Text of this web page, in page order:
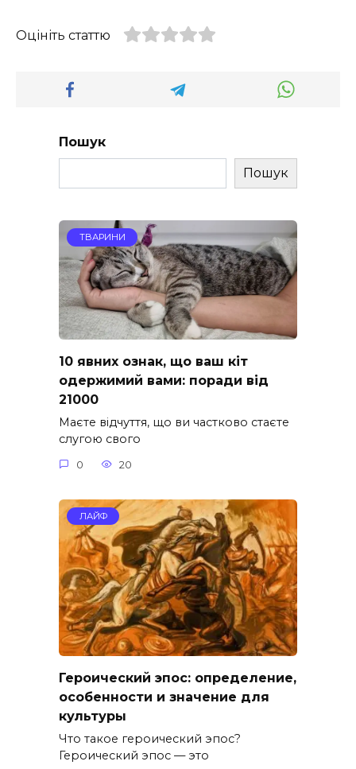
Оцініть статтю
Пошук
Пошук
ТВАРИНИ
10 явних ознак, що ваш кіт
одержимий вами: поради від
21000
Маєте відчуття, що ви частково стаєте
слугою свого
0 20
ЛАЙФ
Героический эпос: определение,
особенности и значение для
культуры
Что такое героический эпос?
Героический эпос — это